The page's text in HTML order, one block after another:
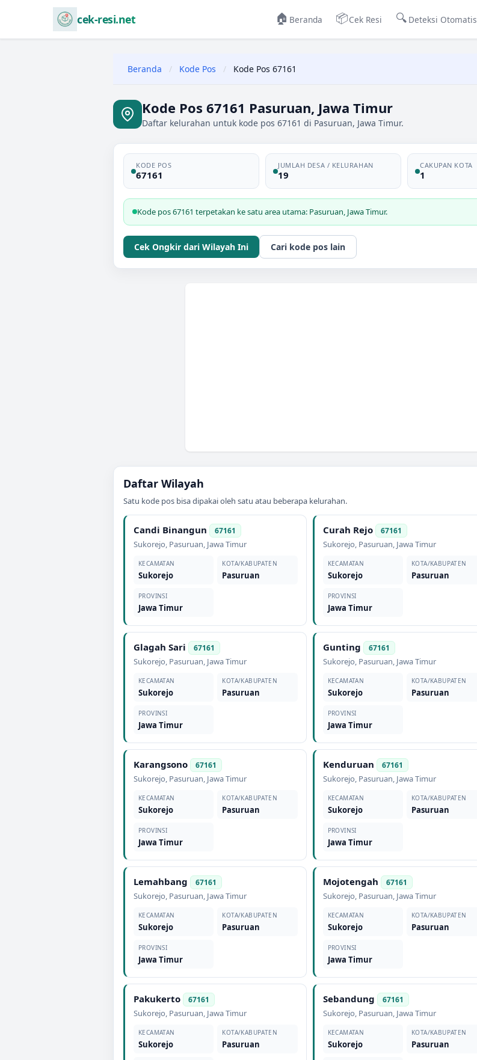
cek-resi.net 🏠 Beranda 📦Cek Resi 🔍 Deteksi Otomatis
Beranda / Kode Pos / Kode Pos 67161
Kode Pos 67161 Pasuruan, Jawa Timur
Daftar kelurahan untuk kode pos 67161 di Pasuruan, Jawa Timur.
KODE POS
67161
JUMLAH DESA / KELURAHAN
19
CAKUPAN KOTA
1
Kode pos 67161 terpetakan ke satu area utama: Pasuruan, Jawa Timur.
Cek Ongkir dari Wilayah Ini Cari kode pos lain
Daftar Wilayah
Satu kode pos bisa dipakai oleh satu atau beberapa kelurahan.
Candi Binangun 67161
Sukorejo, Pasuruan, Jawa Timur
KECAMATAN
Sukorejo
KOTA/KABUPATEN
Pasuruan
PROVINSI
Jawa Timur
Curah Rejo 67161
Sukorejo, Pasuruan, Jawa Timur
KECAMATAN
Sukorejo
KOTA/KABUPATEN
Pasuruan
PROVINSI
Jawa Timur
Glagah Sari 67161
Sukorejo, Pasuruan, Jawa Timur
KECAMATAN
Sukorejo
KOTA/KABUPATEN
Pasuruan
PROVINSI
Jawa Timur
Gunting 67161
Sukorejo, Pasuruan, Jawa Timur
KECAMATAN
Sukorejo
KOTA/KABUPATEN
Pasuruan
PROVINSI
Jawa Timur
Karangsono 67161
Sukorejo, Pasuruan, Jawa Timur
KECAMATAN
Sukorejo
KOTA/KABUPATEN
Pasuruan
PROVINSI
Jawa Timur
Kenduruan 67161
Sukorejo, Pasuruan, Jawa Timur
KECAMATAN
Sukorejo
KOTA/KABUPATEN
Pasuruan
PROVINSI
Jawa Timur
Lemahbang 67161
Sukorejo, Pasuruan, Jawa Timur
KECAMATAN
Sukorejo
KOTA/KABUPATEN
Pasuruan
PROVINSI
Jawa Timur
Mojotengah 67161
Sukorejo, Pasuruan, Jawa Timur
KECAMATAN
Sukorejo
KOTA/KABUPATEN
Pasuruan
PROVINSI
Jawa Timur
Pakukerto 67161
Sukorejo, Pasuruan, Jawa Timur
KECAMATAN
Sukorejo
KOTA/KABUPATEN
Pasuruan
Sebandung 67161
Sukorejo, Pasuruan, Jawa Timur
KECAMATAN
Sukorejo
KOTA/KABUPATEN
Pasuruan